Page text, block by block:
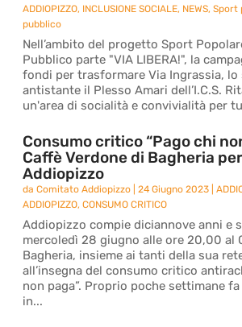
ADDIOPIZZO, INCLUSIONE SOCIALE, NEWS,Sport
pubblico
Nell’ambito del progetto Sport
Pubblico parte "VIA LIBERA!", la
fondi per trasformare Via Ingrassia, lo
antistante il Plesso Amari dell’I.C.S.
un'area di socialità e convivialità per
Consumo critico “Pago chi
Caffè Verdone di Bagheria
Addiopizzo
daComitato Addiopizzo |24 Giugno 2023 |
ADDIOPIZZO,CONSUMO CRITICO
Addiopizzo compie diciannove anni e
mercoledì 28 giugno alle ore 20,00 al
Bagheria, insieme ai tanti della sua
all’insegna del consumo critico
non paga”. Proprio poche settimane
in...